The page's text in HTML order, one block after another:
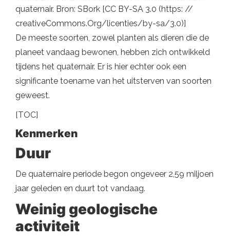
quaternair. Bron: SBork [CC BY-SA 3.0 (https: //
creativeCommons.Org/licenties/by-sa/3.0)]
De meeste soorten, zowel planten als dieren die de
planeet vandaag bewonen, hebben zich ontwikkeld
tijdens het quaternair. Er is hier echter ook een
significante toename van het uitsterven van soorten
geweest.
[TOC]
Kenmerken
Duur
De quaternaire periode begon ongeveer 2,59 miljoen
jaar geleden en duurt tot vandaag.
Weinig geologische
activiteit